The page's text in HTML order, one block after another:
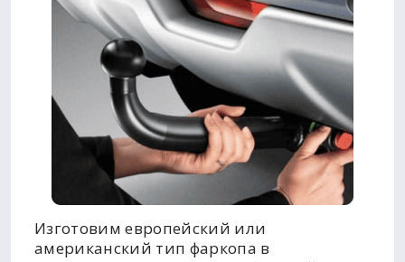
Изготовим европейский или
американский тип фаркопа в